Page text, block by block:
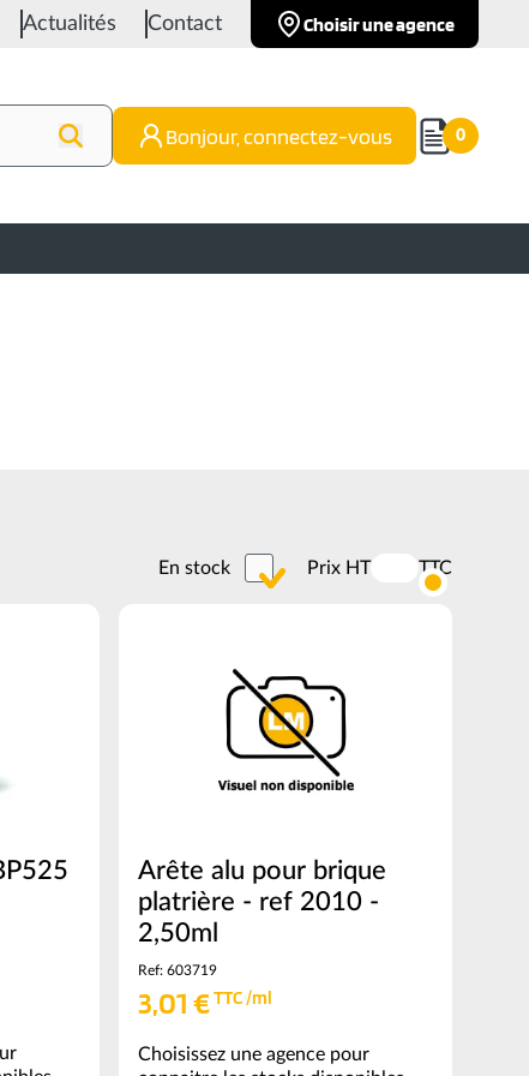
Actualités Contact Choisir une agence
Bonjour, connectez-vous 0
En stock
Prix HT
TTC
TTC
Arête alu pour brique
platrière - ref 2010 -
2,50ml
Ref: 603719
3,01 €TTC /ml
Choisissez une agence pour